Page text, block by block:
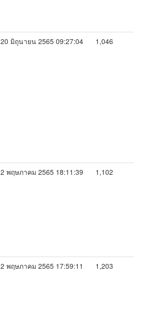
20 มิถุนายน 2565 09:27:04 1,046
2 พฤษภาคม 2565 18:11:39 1,102
2 พฤษภาคม 2565 17:59:11 1,203